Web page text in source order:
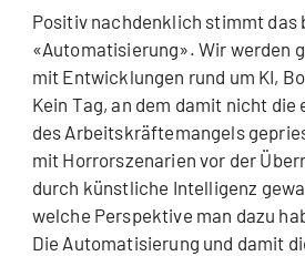
Positiv nachdenklich stimmt das
«Automatisierung». Wir werden
mit Entwicklungen rund um KI,
Kein Tag, an dem damit nicht die
des Arbeitskräftemangels
mit Horrorszenarien vor der
durch künstliche Intelligenz
welche Perspektive man dazu
Die Automatisierung und damit